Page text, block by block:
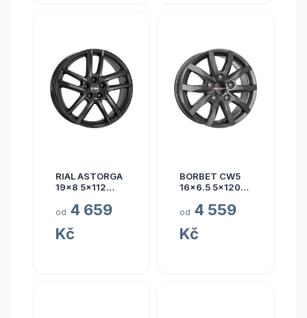
RIAL ASTORGA
19x8 5x112
od 4 659
Kč
BORBET CW5
16x6.5 5x120
od 4 559
Kč